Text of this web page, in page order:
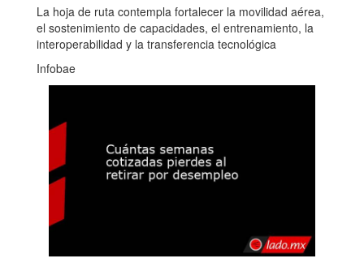
La hoja de ruta contempla fortalecer la movilidad aérea,
el sostenimiento de capacidades, el entrenamiento, la
interoperabilidad y la transferencia tecnológica
Infobae